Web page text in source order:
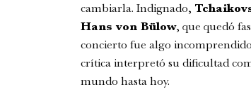
cambiarla. Indignado,
Hans von Bülow, que quedó
concierto fue algo
crítica interpretó su dificultad
mundo hasta hoy.